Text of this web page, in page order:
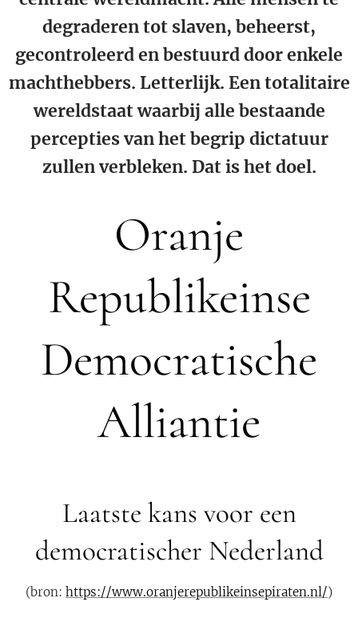
degraderen tot slaven, beheerst,
gecontroleerd en bestuurd door enkele
machthebbers. Letterlijk. Een totalitaire
wereldstaat waarbij alle bestaande
percepties van het begrip dictatuur
zullen verbleken. Dat is het doel.
Oranje
Republikeinse
Democratische
Alliantie
Laatste kans voor een
democratischer Nederland
(bron: https://www.oranjerepublikeinsepiraten.nl/)